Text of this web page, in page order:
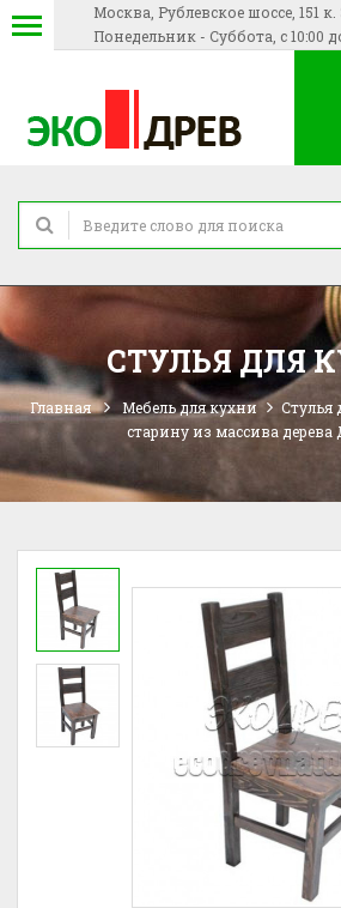
Москва, Рублевское шоссе, 151 к.
Понедельник - Суббота, с 10:00
СТУЛЬЯ ДЛЯ
Главная Мебель для кухни Стулья
старину из массива дерева